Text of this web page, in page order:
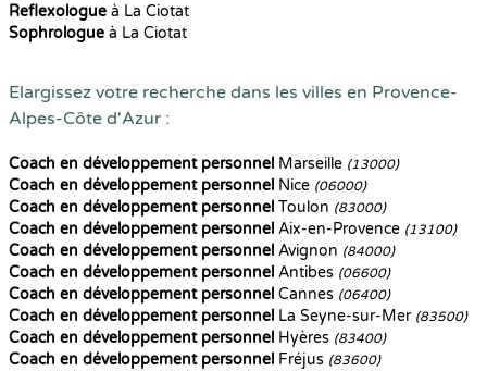
Reflexologue à La Ciotat
Sophrologue à La Ciotat
Elargissez votre recherche dans les villes en Provence-
Alpes-Côte d'Azur :
Coach en développement personnel Marseille (13000)
Coach en développement personnel Nice (06000)
Coach en développement personnel Toulon (83000)
Coach en développement personnel Aix-en-Provence (13100)
Coach en développement personnel Avignon (84000)
Coach en développement personnel Antibes (06600)
Coach en développement personnel Cannes (06400)
Coach en développement personnel La Seyne-sur-Mer (83500)
Coach en développement personnel Hyères (83400)
Coach en développement personnel Fréjus (83600)